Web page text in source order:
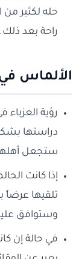
حله لكثير من
راحة بعد ذلك.
الألماس في
رؤية
دراستها
ستجعل
إذا كانت
تلقيها
وستوافق
في حالة إن